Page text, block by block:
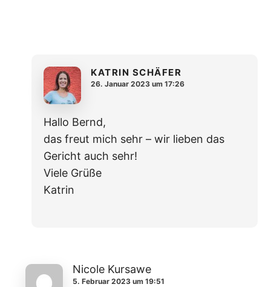
KATRIN SCHÄFER
26. Januar 2023 um 17:26
Hallo Bernd,
das freut mich sehr – wir lieben das
Gericht auch sehr!
Viele Grüße
Katrin
Nicole Kursawe
5. Februar 2023 um 19:51